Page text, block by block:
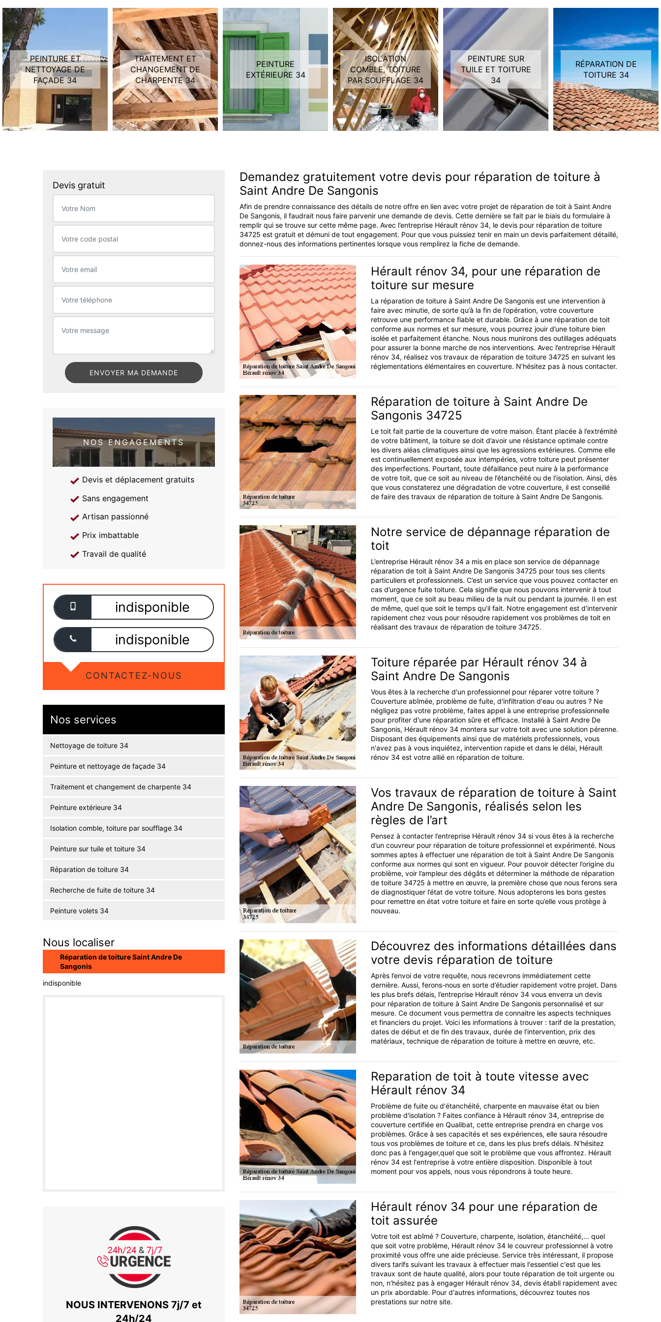
PEINTURE ET
NETTOYAGE DE
FAÇADE 34
TRAITEMENT ET
CHANGEMENT DE
CHARPENTE 34
PEINTURE
EXTÉRIEURE 34
ISOLATION
COMBLE, TOITURE
PAR SOUFFLAGE 34
PEINTURE SUR
TUILE ET TOITURE
34
RÉPARATION DE
TOITURE 34
Devis gratuit
NOS ENGAGEMENTS
Devis et déplacement gratuits
Sans engagement
Artisan passionné
Prix imbattable
Travail de qualité
indisponible
indisponible
CONTACTEZ-NOUS
Nos services
Nettoyage de toiture 34
Peinture et nettoyage de façade 34
Traitement et changement de charpente 34
Peinture extérieure 34
Isolation comble, toiture par soufflage 34
Peinture sur tuile et toiture 34
Réparation de toiture 34
Recherche de fuite de toiture 34
Peinture volets 34
Nous localiser
Réparation de toiture Saint Andre De
Sangonis
indisponible
NOUS INTERVENONS 7j/7 et
24h/24
Demandez gratuitement votre devis pour réparation de toiture à
Saint Andre De Sangonis
Afin de prendre connaissance des détails de notre offre en lien avec votre projet de réparation de toit à Saint Andre
De Sangonis, il faudrait nous faire parvenir une demande de devis. Cette dernière se fait par le biais du formulaire à
remplir qui se trouve sur cette même page. Avec l’entreprise Hérault rénov 34, le devis pour réparation de toiture
34725 est gratuit et démuni de tout engagement. Pour que vous puissiez tenir en main un devis parfaitement détaillé,
donnez-nous des informations pertinentes lorsque vous remplirez la fiche de demande.
Hérault rénov 34, pour une réparation de
toiture sur mesure
La réparation de toiture à Saint Andre De Sangonis est une intervention à
faire avec minutie, de sorte qu’à la fin de l’opération, votre couverture
retrouve une performance fiable et durable. Grâce à une réparation de toit
conforme aux normes et sur mesure, vous pourrez jouir d’une toiture bien
isolée et parfaitement étanche. Nous nous munirons des outillages adéquats
pour assurer la bonne marche de nos interventions. Avec l’entreprise Hérault
rénov 34, réalisez vos travaux de réparation de toiture 34725 en suivant les
réglementations élémentaires en couverture. N’hésitez pas à nous contacter.
Réparation de toiture à Saint Andre De
Sangonis 34725
Le toit fait partie de la couverture de votre maison. Étant placée à l’extrémité
de votre bâtiment, la toiture se doit d’avoir une résistance optimale contre
les divers aléas climatiques ainsi que les agressions extérieures. Comme elle
est continuellement exposée aux intempéries, votre toiture peut présenter
des imperfections. Pourtant, toute défaillance peut nuire à la performance
de votre toit, que ce soit au niveau de l’étanchéité ou de l’isolation. Ainsi, dès
que vous constaterez une dégradation de votre couverture, il est conseillé
de faire des travaux de réparation de toiture à Saint Andre De Sangonis.
Notre service de dépannage réparation de
toit
L’entreprise Hérault rénov 34 a mis en place son service de dépannage
réparation de toit à Saint Andre De Sangonis 34725 pour tous ses clients
particuliers et professionnels. C’est un service que vous pouvez contacter en
cas d’urgence fuite toiture. Cela signifie que nous pouvons intervenir à tout
moment, que ce soit au beau milieu de la nuit ou pendant la journée. Il en est
de même, quel que soit le temps qu’il fait. Notre engagement est d’intervenir
rapidement chez vous pour résoudre rapidement vos problèmes de toit en
réalisant des travaux de réparation de toiture 34725.
Toiture réparée par Hérault rénov 34 à
Saint Andre De Sangonis
Vous êtes à la recherche d'un professionnel pour réparer votre toiture ?
Couverture abîmée, problème de fuite, d'infiltration d'eau ou autres ? Ne
négligez pas votre problème, faites appel à une entreprise professionnelle
pour profiter d'une réparation sûre et efficace. Installé à Saint Andre De
Sangonis, Hérault rénov 34 montera sur votre toit avec une solution pérenne.
Disposant des équipements ainsi que de matériels professionnels, vous
n'avez pas à vous inquiétez, intervention rapide et dans le délai, Hérault
rénov 34 est votre allié en réparation de toiture.
Vos travaux de réparation de toiture à Saint
Andre De Sangonis, réalisés selon les
règles de l’art
Pensez à contacter l’entreprise Hérault rénov 34 si vous êtes à la recherche
d’un couvreur pour réparation de toiture professionnel et expérimenté. Nous
sommes aptes à effectuer une réparation de toit à Saint Andre De Sangonis
conforme aux normes qui sont en vigueur. Pour pouvoir détecter l’origine du
problème, voir l’ampleur des dégâts et déterminer la méthode de réparation
de toiture 34725 à mettre en œuvre, la première chose que nous ferons sera
de diagnostiquer l’état de votre toiture. Nous adopterons les bons gestes
pour remettre en état votre toiture et faire en sorte qu’elle vous protège à
nouveau.
Découvrez des informations détaillées dans
votre devis réparation de toiture
Après l’envoi de votre requête, nous recevrons immédiatement cette
dernière. Aussi, ferons-nous en sorte d’étudier rapidement votre projet. Dans
les plus brefs délais, l’entreprise Hérault rénov 34 vous enverra un devis
pour réparation de toiture à Saint Andre De Sangonis personnalisé et sur
mesure. Ce document vous permettra de connaitre les aspects techniques
et financiers du projet. Voici les informations à trouver : tarif de la prestation,
dates de début et de fin des travaux, durée de l’intervention, prix des
matériaux, technique de réparation de toiture à mettre en œuvre, etc.
Reparation de toit à toute vitesse avec
Hérault rénov 34
Problème de fuite ou d'étanchéité, charpente en mauvaise état ou bien
problème d'isolation ? Faites confiance à Hérault rénov 34, entreprise de
couverture certifiée en Qualibat, cette entreprise prendra en charge vos
problèmes. Grâce à ses capacités et ses expériences, elle saura résoudre
tous vos problèmes de toiture et ce, dans les plus brefs délais. N'hésitez
donc pas à l'engager,quel que soit le problème que vous affrontez. Hérault
rénov 34 est l'entreprise à votre entière disposition. Disponible à tout
moment pour vos appels, nous vous répondrons à toute heure.
Hérault rénov 34 pour une réparation de
toit assurée
Votre toit est abîmé ? Couverture, charpente, isolation, étanchéité,... quel
que soit votre problème, Hérault rénov 34 le couvreur professionnel à votre
proximité vous offre une aide précieuse. Service très intéressant, il propose
divers tarifs suivant les travaux à effectuer mais l'essentiel c'est que les
travaux sont de haute qualité, alors pour toute réparation de toit urgente ou
non, n'hésitez pas à engager Hérault rénov 34, devis établi rapidement avec
un prix abordable. Pour d'autres informations, découvrez toutes nos
prestations sur notre site.